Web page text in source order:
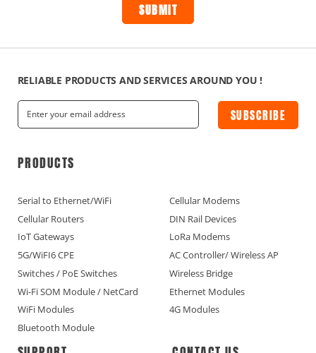
RELIABLE PRODUCTS AND SERVICES AROUND YOU !
SUBSCRIBE
PRODUCTS
Serial to Ethernet/WiFi
Cellular Modems
Cellular Routers
DIN Rail Devices
IoT Gateways
LoRa Modems
5G/WiFI6 CPE
AC Controller/ Wireless AP
Switches / PoE Switches
Wireless Bridge
Wi-Fi SOM Module / NetCard
Ethernet Modules
WiFi Modules
4G Modules
Bluetooth Module